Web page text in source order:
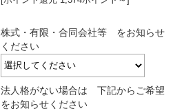
株式・有限・合同会社等 をお知らせ
ください
法人格がない場合は 下記からご希望
をお知らせください